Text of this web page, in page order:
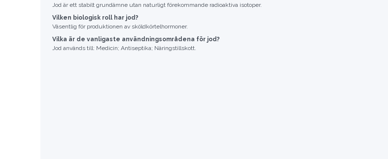
Jod är ett stabilt grundämne utan naturligt förekommande radioaktiva isotoper.
Vilken biologisk roll har jod?
Väsentlig för produktionen av sköldkörtelhormoner.
Vilka är de vanligaste användningsområdena för jod?
Jod används till: Medicin; Antiseptika; Näringstillskott.